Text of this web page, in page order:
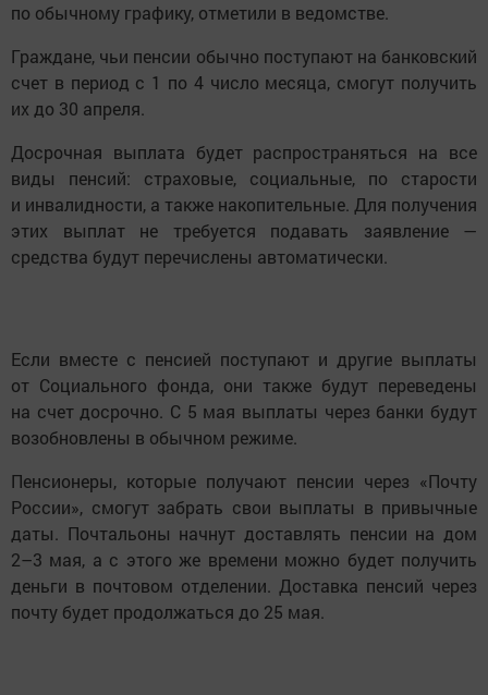
по обычному графику, отметили в ведомстве.
Граждане, чьи пенсии обычно поступают на банковский
счет в период с 1 по 4 число месяца, смогут получить
их до 30 апреля.
Досрочная выплата будет распространяться на все
виды пенсий: страховые, социальные, по старости
и инвалидности, а также накопительные. Для получения
этих выплат не требуется подавать заявление —
средства будут перечислены автоматически.
Если вместе с пенсией поступают и другие выплаты
от Социального фонда, они также будут переведены
на счет досрочно. С 5 мая выплаты через банки будут
возобновлены в обычном режиме.
Пенсионеры, которые получают пенсии через «Почту
России», смогут забрать свои выплаты в привычные
даты. Почтальоны начнут доставлять пенсии на дом
2–3 мая, а с этого же времени можно будет получить
деньги в почтовом отделении. Доставка пенсий через
почту будет продолжаться до 25 мая.